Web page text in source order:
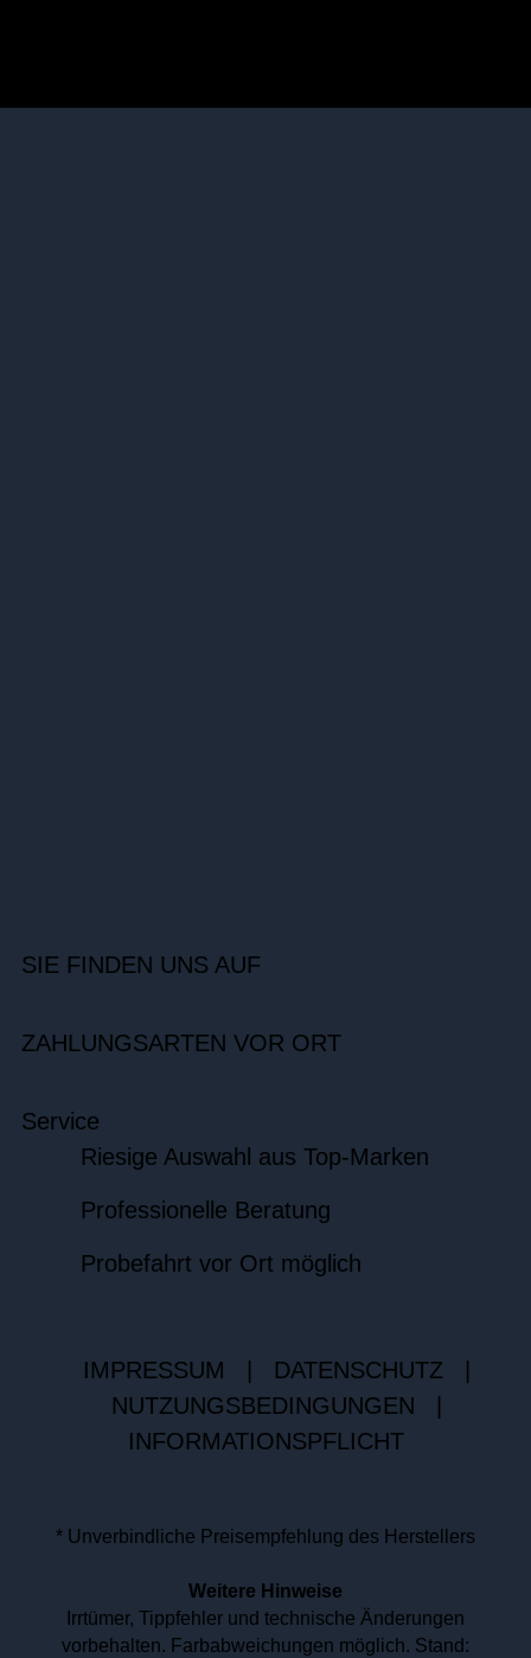
SIE FINDEN UNS AUF
ZAHLUNGSARTEN VOR ORT
Service
Riesige Auswahl aus Top-Marken
Professionelle Beratung
Probefahrt vor Ort möglich
IMPRESSUM DATENSCHUTZ
NUTZUNGSBEDINGUNGEN
INFORMATIONSPFLICHT
* Unverbindliche Preisempfehlung des Herstellers
Weitere Hinweise
Irrtümer, Tippfehler und technische Änderungen
vorbehalten. Farbabweichungen möglich. Stand: